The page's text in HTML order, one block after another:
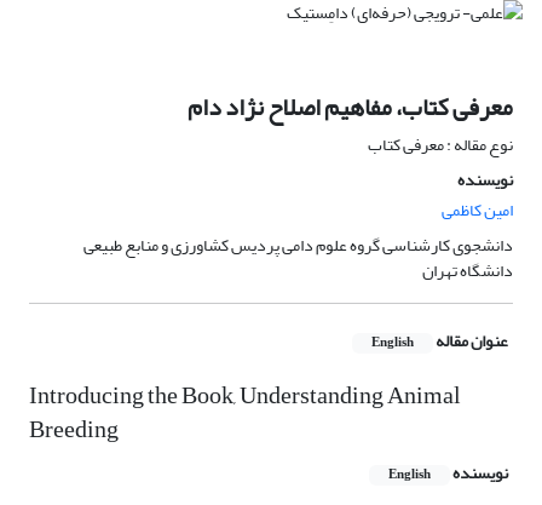
معرفی کتاب، مفاهیم اصلاح نژاد دام
نوع مقاله : معرفی کتاب
نویسنده
امین کاظمی
دانشجوی کارشناسی گروه علوم دامی پردیس کشاورزی و منابع طبیعی
دانشگاه تهران
عنوان مقاله English
Introducing the Book, Understanding Animal
Breeding
نویسنده English